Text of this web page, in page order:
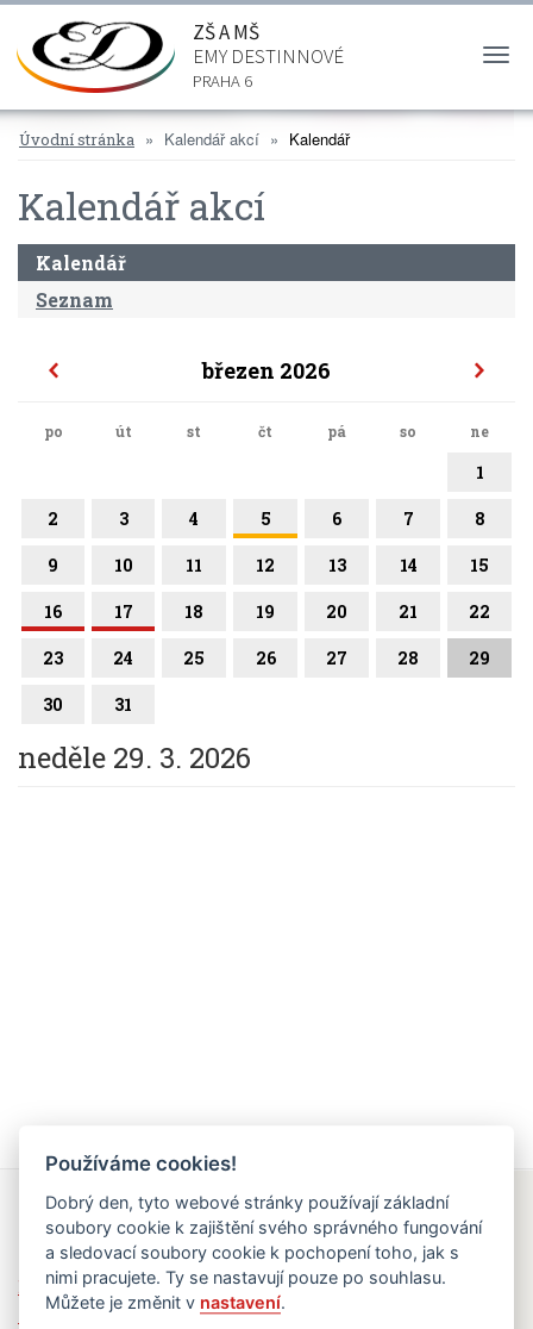
ZŠ A MŠ
EMY DESTINNOVÉ
PRAHA 6
Úvodní stránka Kalendář akcí Kalendář
Kalendář akcí
Kalendář
Seznam
březen 2026
po út st čt pá so ne
1
2 3 4 5 6 7 8
9 10 11 12 13 14 15
16 17 18 19 20 21 22
23 24 25 26 27 28 29
30 31
neděle 29. 3. 2026
Rychlé odkazy
Elektronická žákovská knížka
Jídelní lístek
Používáme cookies!
Dobrý den, tyto webové stránky používají základní
soubory cookie k zajištění svého správného fungování
a sledovací soubory cookie k pochopení toho, jak s
nimi pracujete. Ty se nastavují pouze po souhlasu.
Můžete je změnit v nastavení.